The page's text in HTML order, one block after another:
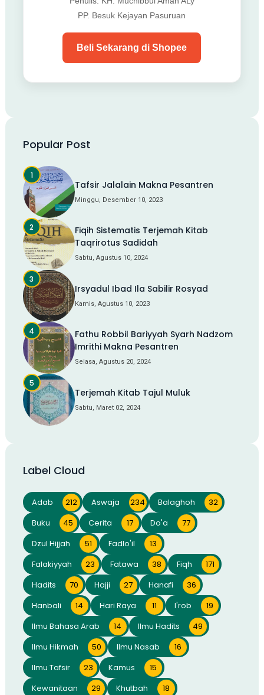
PP. Besuk Kejayan Pasuruan
Beli Sekarang di Shopee
Popular Post
Tafsir Jalalain Makna Pesantren
Minggu, Desember 10, 2023
Fiqih Sistematis Terjemah Kitab
Taqrirotus Sadidah
Sabtu, Agustus 10, 2024
Irsyadul Ibad Ila Sabilir Rosyad
Kamis, Agustus 10, 2023
Fathu Robbil Bariyyah Syarh Nadzom
Imrithi Makna Pesantren
Selasa, Agustus 20, 2024
Terjemah Kitab Tajul Muluk
Sabtu, Maret 02, 2024
Label Cloud
Adab 212 Aswaja 234 Balaghoh
32
Buku
45 Cerita 17 Do'a
77
Dzul Hijjah
51 Fadlo'il
13
Falakiyyah
23 Fatawa 38 Fiqh
171
Hadits
70 Hajji 27 Hanafi
36
Hanbali
14 Hari Raya 11 I'rob
19
Ilmu Bahasa Arab
14 Ilmu Hadits
49
Ilmu Hikmah
50 Ilmu Nasab
16
Ilmu Tafsir
23 Kamus
15
Kewanitaan
29 Khutbah
18